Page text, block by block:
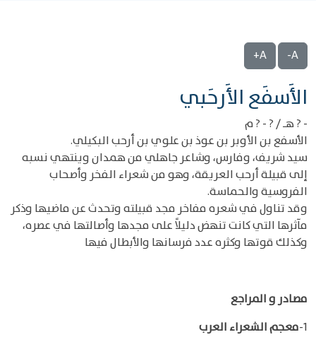
A-
A+
‌‌الأَسفَع الأَرحَبي
- ? هـ / ? - ? م
الأسفع بن الأوبر بن عوذ بن علوي بن أرحب البكيلي.
سيد شريف، وفارس، وشاعر جاهلي من همدان وينتهي نسبه
إلى قبيلة أرحب العريقة، وهو من شعراء الفخر وأصحاب
الفروسية والحماسة.
وقد تناول في شعره مفاخر مجد قبيلته وتحدث عن ماضيها وذكر
مآثرها التي كانت تنهض دليلاً على مجدها وأصالتها في عصره،
وكذلك قوتها وكثره عدد فرسانها والأبطال فيها
مصادر و المراجع
1- معجم الشعراء العرب